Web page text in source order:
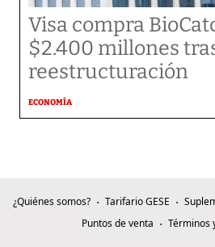
Visa compra
$2.400 millones
reestructuración
ECONOMÍA
¿Quiénes somos? Tarifario GESE
Puntos de venta
Términos